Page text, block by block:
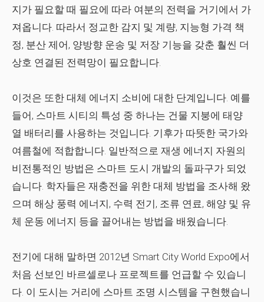
지가 필요할 때 필요에 따라 여분의 전력을 거기에서 가
져옵니다. 따라서 정교한 감지 및 계량, 지능형 가격 책
정, 분산 제어, 양방향 운송 및 저장 기능을 갖춘 훨씬 더
상호 연결된 전력망이 필요합니다.
이것은 또한 대체 에너지 소비에 대한 단계입니다. 예를
들어, 스마트 시티의 특성 중 하나는 건물 지붕에 태양
열 배터리를 사용하는 것입니다. 기후가 따뜻한 국가와
여름철에 적합합니다. 일반적으로 재생 에너지 자원의
비전통적인 방법은 스마트 도시 개발의 돌파구가 되었
습니다. 학자들은 재충전을 위한 대체 방법을 조사해 왔
으며 해상 풍력 에너지, 수력 전기, 조류 연료, 해양 및 유
체 운동 에너지 등을 끌어내는 방법을 배웠습니다.
전기에 대해 말하면 2012년 Smart City World Expo에서
처음 선보인 바르셀로나 프로젝트를 언급할 수 있습니
다. 이 도시는 거리에 스마트 조명 시스템을 구현했습니